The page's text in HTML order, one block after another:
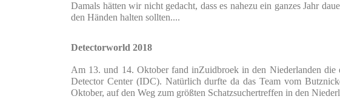
Damals hätten wir nicht gedacht, dass es nahezu ein ganzes Jahr
den Händen halten sollten....
Detectorworld 2018
Am 13. und 14. Oktober fand inZuidbroek in den Niederlanden die
Detector Center (IDC). Natürlich durfte da das Team vom
Oktober, auf den Weg zum größten Schatzsuchertreffen in den